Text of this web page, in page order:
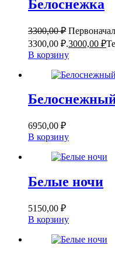
Белоснежка
3300,00₽
3300,00 ₽.3000,00 ₽
В корзину
6950,00 ₽
В корзину
Белые ночи
5150,00 ₽
В корзину